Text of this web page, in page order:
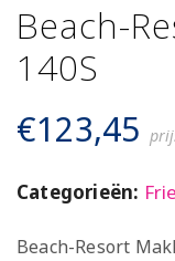
Beach-
140S
€123,45
Categorieën:
Beach-Resort